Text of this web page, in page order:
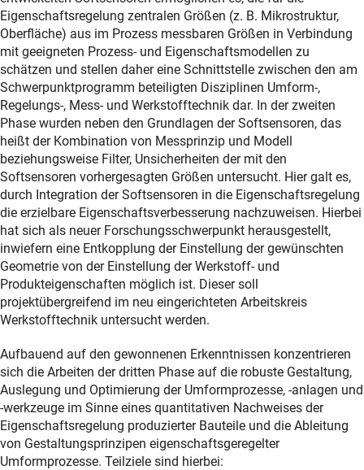
Eigenschaftsregelung zentralen Größen (z. B. Mikrostruktur,
Oberfläche) aus im Prozess messbaren Größen in Verbindung
mit geeigneten Prozess- und Eigenschaftsmodellen zu
schätzen und stellen daher eine Schnittstelle zwischen den am
Schwerpunktprogramm beteiligten Disziplinen Umform-,
Regelungs-, Mess- und Werkstofftechnik dar. In der zweiten
Phase wurden neben den Grundlagen der Softsensoren, das
heißt der Kombination von Messprinzip und Modell
beziehungsweise Filter, Unsicherheiten der mit den
Softsensoren vorhergesagten Größen untersucht. Hier galt es,
durch Integration der Softsensoren in die Eigenschaftsregelung
die erzielbare Eigenschaftsverbesserung nachzuweisen. Hierbei
hat sich als neuer Forschungsschwerpunkt herausgestellt,
inwiefern eine Entkopplung der Einstellung der gewünschten
Geometrie von der Einstellung der Werkstoff- und
Produkteigenschaften möglich ist. Dieser soll
projektübergreifend im neu eingerichteten Arbeitskreis
Werkstofftechnik untersucht werden.
Aufbauend auf den gewonnenen Erkenntnissen konzentrieren
sich die Arbeiten der dritten Phase auf die robuste Gestaltung,
Auslegung und Optimierung der Umformprozesse, -anlagen und
-werkzeuge im Sinne eines quantitativen Nachweises der
Eigenschaftsregelung produzierter Bauteile und die Ableitung
von Gestaltungsprinzipen eigenschaftsgeregelter
Umformprozesse. Teilziele sind hierbei: